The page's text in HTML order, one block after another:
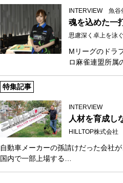
INTERVIEW 魚谷
魂を込めた一
思慮深く卓上を泳
Mリーグのドラ
ロ麻雀連盟所属
特集記事
INTERVIEW
人材を育成し
HILLTOP株式会
自動車メーカーの孫請けだった会社
国内で一部上場する…